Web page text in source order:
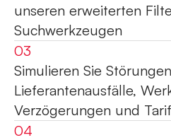
unseren erweiterten
Suchwerkzeugen
03
Simulieren Sie
Lieferantenausfälle,
Verzögerungen und
04